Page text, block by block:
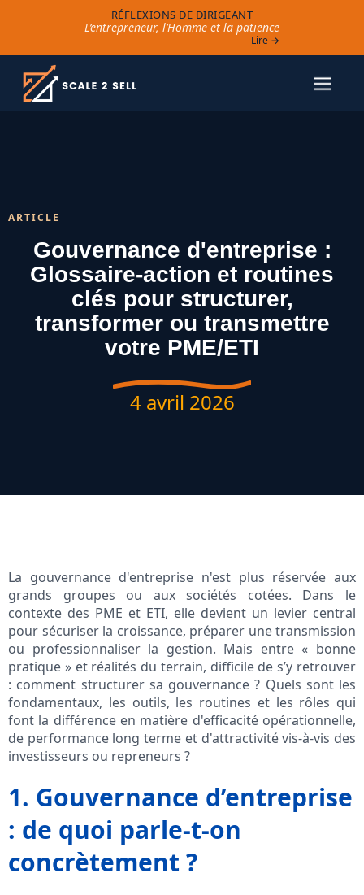
RÉFLEXIONS DE DIRIGEANT
L’entrepreneur, l’Homme et la patience
Lire →
ARTICLE
Gouvernance d'entreprise :
Glossaire-action et routines
clés pour structurer,
transformer ou transmettre
votre PME/ETI
4 avril 2026
La gouvernance d'entreprise n'est plus réservée aux
grands groupes ou aux sociétés cotées. Dans le
contexte des PME et ETI, elle devient un levier central
pour sécuriser la croissance, préparer une transmission
ou professionnaliser la gestion. Mais entre « bonne
pratique » et réalités du terrain, difficile de s’y retrouver
: comment structurer sa gouvernance ? Quels sont les
fondamentaux, les outils, les routines et les rôles qui
font la différence en matière d'efficacité opérationnelle,
de performance long terme et d'attractivité vis-à-vis des
investisseurs ou repreneurs ?
1. Gouvernance d’entreprise
: de quoi parle-t-on
concrètement ?